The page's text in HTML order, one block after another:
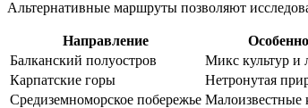
Альтернативные маршруты позволяют
Направление
Балканский полуостров
Микс культур и
Карпатские горы
Нетронутая
Средиземноморское побережье Малоизвестные